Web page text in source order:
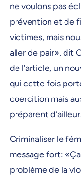
ne voulons pas
prévention et de
victimes, mais
aller de pair», dit
de l’article, un
qui cette fois
coercition mais
préparent
Criminaliser le
message fort:
problème de la